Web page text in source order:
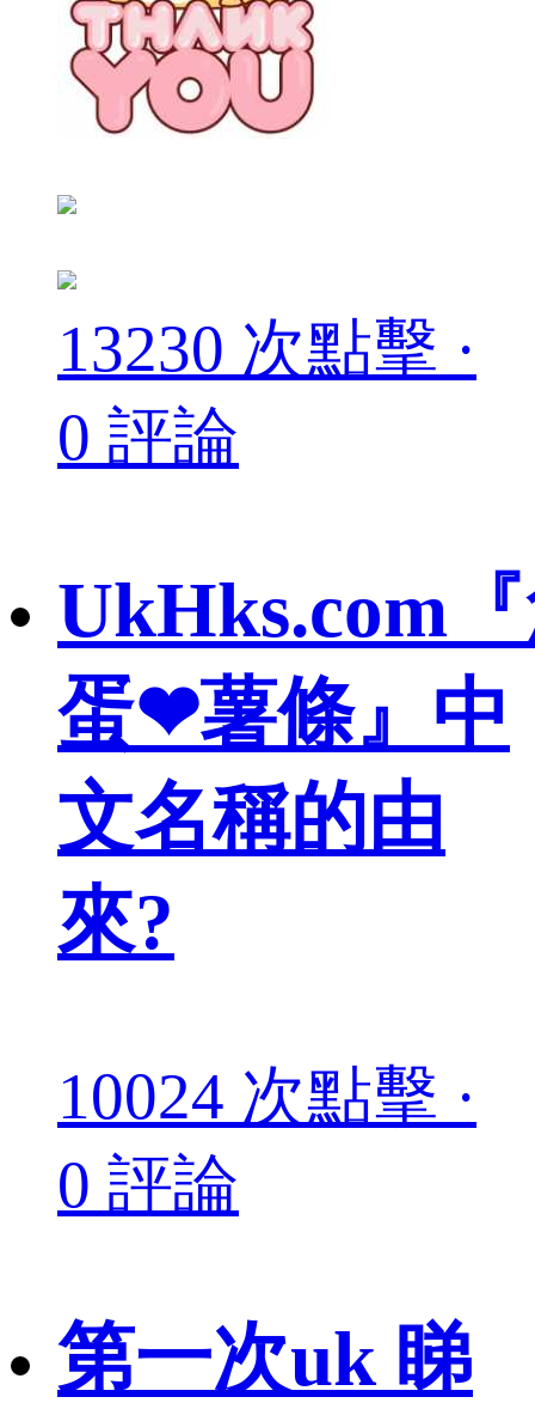
13230 次點擊 ·
0 評論
UkHks.com
蛋❤薯條』中
文名稱的由
來?
10024 次點擊 ·
0 評論
第一次uk 睇